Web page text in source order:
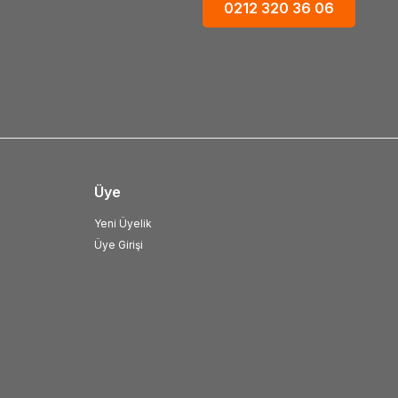
0212 320 36 06
Üye
Yeni Üyelik
Üye Girişi